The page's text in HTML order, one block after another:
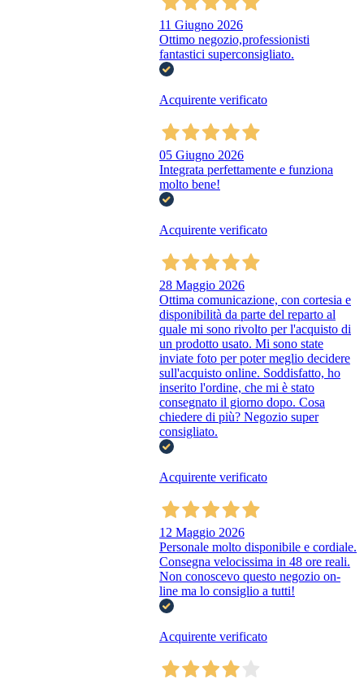
11 Giugno 2026
Ottimo negozio,professionisti
fantastici superconsigliato.
Acquirente verificato
05 Giugno 2026
Integrata perfettamente e funziona
molto bene!
Acquirente verificato
28 Maggio 2026
Ottima comunicazione, con cortesia e
disponibilità da parte del reparto al
quale mi sono rivolto per l'acquisto di
un prodotto usato. Mi sono state
inviate foto per poter meglio decidere
sull'acquisto online. Soddisfatto, ho
inserito l'ordine, che mi è stato
consegnato il giorno dopo. Cosa
chiedere di più? Negozio super
consigliato.
Acquirente verificato
12 Maggio 2026
Personale molto disponibile e cordiale.
Consegna velocissima in 48 ore reali.
Non conoscevo questo negozio on-
line ma lo consiglio a tutti!
Acquirente verificato